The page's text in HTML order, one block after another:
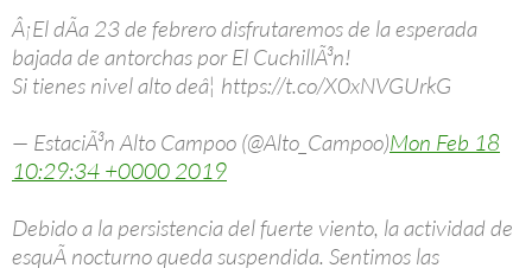
Â¡El dÃ­a 23 de febrero disfrutaremos de la esperada
bajada de antorchas por El CuchillÃ³n!
Si tienes nivel alto deâ¦ https://t.co/X0xNVGUrkG
— EstaciÃ³n Alto Campoo (@Alto_Campoo)Mon Feb 18
10:29:34 +0000 2019
Debido a la persistencia del fuerte viento, la actividad de
esquÃ­ nocturno queda suspendida. Sentimos las